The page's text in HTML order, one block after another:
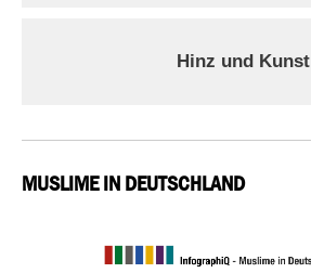
Hinz und Kunst
MUSLIME IN DEUTSCHLAND